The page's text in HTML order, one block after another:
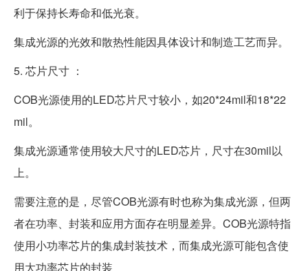
利于保持长寿命和低光衰。
集成光源的光效和散热性能因具体设计和制造工艺而异。
5. 芯片尺寸 ：
COB光源使用的LED芯片尺寸较小，如20*24mil和18*22
mil。
集成光源通常使用较大尺寸的LED芯片，尺寸在30mil以
上。
需要注意的是，尽管COB光源有时也称为集成光源，但两
者在功率、封装和应用方面存在明显差异。COB光源特指
使用小功率芯片的集成封装技术，而集成光源可能包含使
用大功率芯片的封装